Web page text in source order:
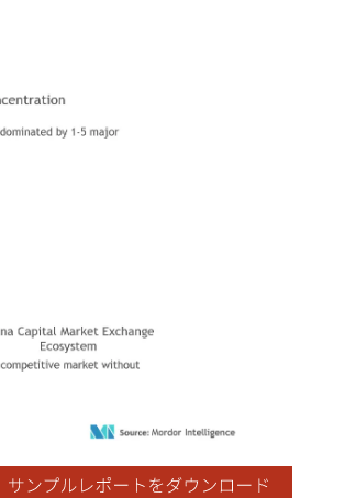
はCC BY 4.0の表示が必要です。